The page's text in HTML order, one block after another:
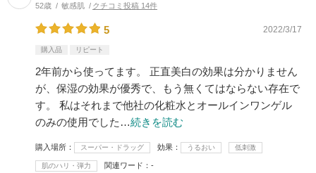
52歳 敏感肌 クチコミ投稿 14件
5 2022/3/17
購入品 リピート
2年前から使ってます。 正直美白の効果は分かりません
が、保湿の効果が優秀で、もう無くてはならない存在で
す。 私はそれまで他社の化粧水とオールインワンゲル
のみの使用でした…続きを読む
購入場所 スーパー・ドラッグ 効果 うるおい 低刺激
肌のハリ・弾力 関連ワード -